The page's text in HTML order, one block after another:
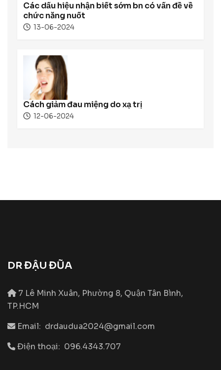
Các dấu hiệu nhận biết sớm bn có vấn đề về
chức năng nuốt
13-06-2024
Cách giảm đau miệng do xạ trị
12-06-2024
DR ĐẬU ĐŨA
7 Lê Minh Xuân, Phường 8, Quận Tân Bình,
TP.HCM
Email: drdaudua2024@gmail.com
Điện thoại: 096.4343.707